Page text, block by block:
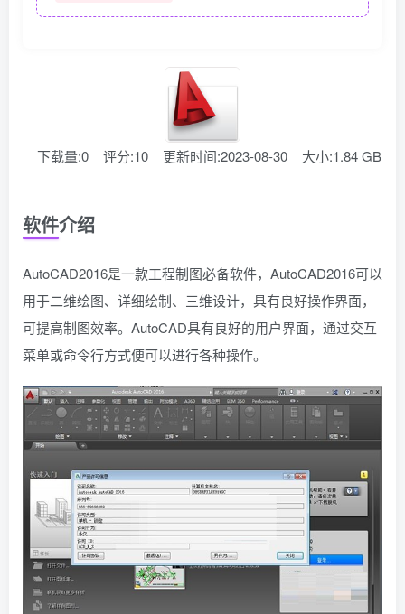
下载量:0 评分:10 更新时间:2023-08-30 大小:1.84 GB
软件介绍
AutoCAD2016是一款工程制图必备软件，AutoCAD2016可以
用于二维绘图、详细绘制、三维设计，具有良好操作界面，
可提高制图效率。AutoCAD具有良好的用户界面，通过交互
菜单或命令行方式便可以进行各种操作。